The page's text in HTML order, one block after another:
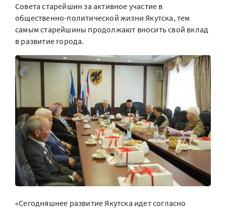
Совета старейшин за активное участие в
общественно-политической жизни Якутска, тем
самым старейшины продолжают вносить свой вклад
в развитие города.
«Сегодняшнее развитие Якутска идет согласно